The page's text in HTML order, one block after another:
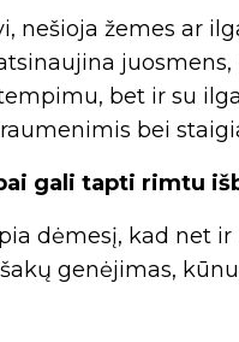
nešioja žemes ar
bet ir su
bei
gali tapti rimtu
dėmesį, kad net
genėjimas,